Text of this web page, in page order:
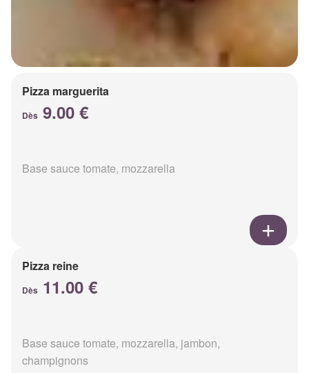
Pizza marguerita
Dès 9.00 €
Base sauce tomate, mozzarella
Pizza reine
Dès 11.00 €
Base sauce tomate, mozzarella, jambon,
champignons